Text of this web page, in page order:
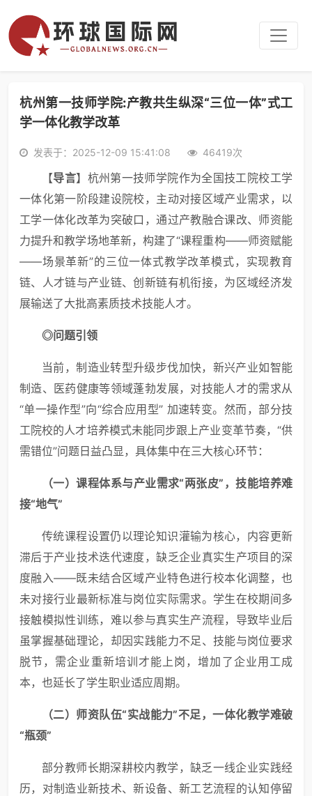
杭州第一技师学院:产教共生纵深“三位一体”式工
学一体化教学改革
发表于：2025-12-09 15:41:08 46419次
【导言】杭州第一技师学院作为全国技工院校工学
一体化第一阶段建设院校，主动对接区域产业需求，以
工学一体化改革为突破口，通过产教融合课改、师资能
力提升和教学场地革新，构建了“课程重构——师资赋能
——场景革新”的三位一体式教学改革模式，实现教育
链、人才链与产业链、创新链有机衔接，为区域经济发
展输送了大批高素质技术技能人才。
◎问题引领
当前，制造业转型升级步伐加快，新兴产业如智能
制造、医药健康等领域蓬勃发展，对技能人才的需求从
“单一操作型”向“综合应用型” 加速转变。然而，部分技
工院校的人才培养模式未能同步跟上产业变革节奏，“供
需错位”问题日益凸显，具体集中在三大核心环节：
（一）课程体系与产业需求“两张皮”，技能培养难
接“地气”
传统课程设置仍以理论知识灌输为核心，内容更新
滞后于产业技术迭代速度，缺乏企业真实生产项目的深
度融入——既未结合区域产业特色进行校本化调整，也
未对接行业最新标准与岗位实际需求。学生在校期间多
接触模拟性训练，难以参与真实生产流程，导致毕业后
虽掌握基础理论，却因实践能力不足、技能与岗位要求
脱节，需企业重新培训才能上岗，增加了企业用工成
本，也延长了学生职业适应周期。
（二）师资队伍“实战能力”不足，一体化教学难破
“瓶颈”
部分教师长期深耕校内教学，缺乏一线企业实践经
历，对制造业新技术、新设备、新工艺流程的认知停留